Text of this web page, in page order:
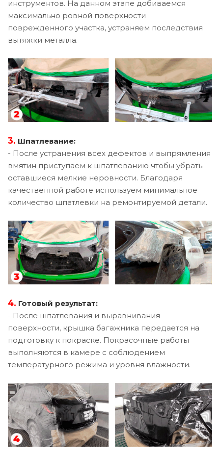
инструментов. На данном этапе добиваемся
максимально ровной поверхности
поврежденного участка, устраняем последствия
вытяжки металла.
3. Шпатлевание:
- После устранения всех дефектов и выпрямления
вмятин приступаем к шпатлеванию чтобы убрать
оставшиеся мелкие неровности. Благодаря
качественной работе используем минимальное
количество шпатлевки на ремонтируемой детали.
4. Готовый результат:
- После шпатлевания и выравнивания
поверхности, крышка багажника передается на
подготовку к покраске. Покрасочные работы
выполняются в камере с соблюдением
температурного режима и уровня влажности.